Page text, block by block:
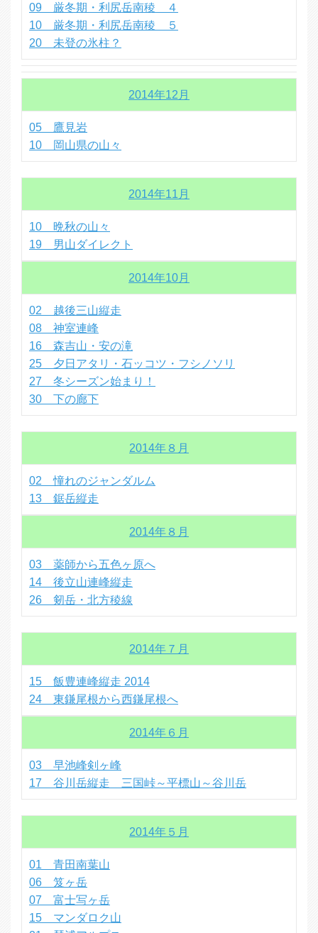
09 厳冬期・利尻岳南稜 ４
10 厳冬期・利尻岳南稜 ５
20 未登の氷柱？
2014年12月
05 鷹見岩
10 岡山県の山々
2014年11月
10 晩秋の山々
19 男山ダイレクト
2014年10月
02 越後三山縦走
08 神室連峰
16 森吉山・安の滝
25 夕日アタリ・石ッコツ・フシノソリ
27 冬シーズン始まり！
30 下の廊下
2014年８月
02 憧れのジャンダルム
13 鋸岳縦走
2014年８月
03 薬師から五色ヶ原へ
14 後立山連峰縦走
26 剱岳・北方稜線
2014年７月
15 飯豊連峰縦走 2014
24 東鎌尾根から西鎌尾根へ
2014年６月
03 早池峰剣ヶ峰
17 谷川岳縦走 三国峠～平標山～谷川岳
2014年５月
01 青田南葉山
06 笈ヶ岳
07 富士写ヶ岳
15 マンダロク山